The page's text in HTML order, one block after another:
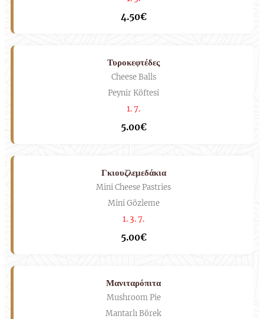
4.50€
Τυροκεφτέδες
Cheese Balls
Peynir Köftesi
1. 7.
5.00€
Γκιουζλεμεδάκια
Mini Cheese Pastries
Mini Gözleme
1. 3. 7.
5.00€
Μανιταρόπιτα
Mushroom Pie
Mantarlı Börek